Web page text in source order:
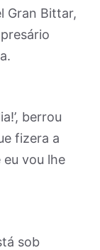
Gran Bittar,
berrou
fizera a
eu vou lhe
sob